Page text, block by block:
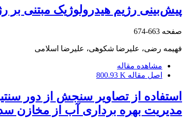
پیش‌بینی رژیم هیدرولوژیک مبتنی بر
صفحه 663-674
فهیمه رضی، علیرضا شکوهی، علیرضا اسلامی
مشاهده مقاله
اصل مقاله 800.93 K
مدیریت بهره ‏برداری آب از مخازن